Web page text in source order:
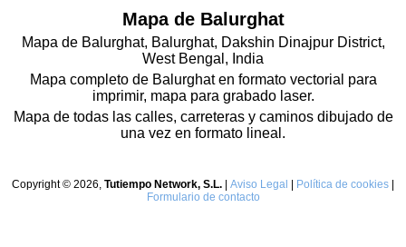
Mapa de Balurghat
Mapa de Balurghat, Balurghat, Dakshin Dinajpur District,
West Bengal, India
Mapa completo de Balurghat en formato vectorial para
imprimir, mapa para grabado laser.
Mapa de todas las calles, carreteras y caminos dibujado de
una vez en formato lineal.
Copyright © 2026, Tutiempo Network, S.L. Aviso Legal Política de cookies
Formulario de contacto